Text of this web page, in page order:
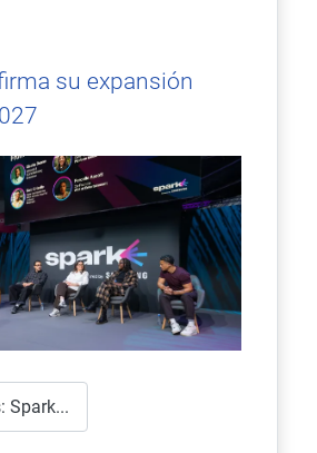
su expansión
Spark...